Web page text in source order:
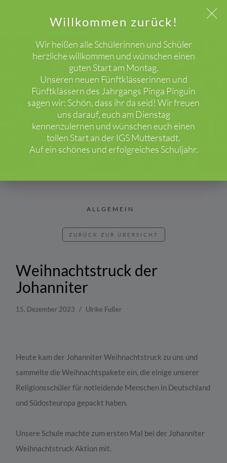
Willkommen zurück!
Wir heißen alle Schülerinnen und Schüler
herzliche willkommen und wünschen einen
guten Start am Montag.
Unseren neuen Fünftklässerinnen und
Fünftklässern des Jahrgangs Pinga Pinguin
sagen wir: Schön, dass ihr da seid! Wir freuen
uns darauf, euch am Dienstag
kennenzulernen und wünschen euch einen
tollen Start an der IGS Mutterstadt.
Auf ein schönes und erfolgreiches Schuljahr.
Aktuelles HOME BLOG ALLGEMEIN
ALLGEMEIN
ZURÜCK ZUR ÜBERSICHT
Weihnachtstruck der
Johanniter
15. Dezember 2023 Ulrike Fußer
Heute kam der Johanniter Weihnachtstruck zu uns und
sammelte die Weihnachtspakete ein, die einige unserer
Religionsschüler für notleidende Menschen in Deutschland
und Südosteuropa gepackt haben.
Unsere Schule machte zum ersten Mal bei der Johanniter
Weihnachtstruck Aktion mit.